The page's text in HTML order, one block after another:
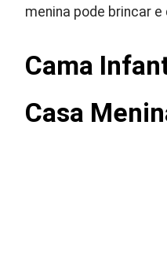
menina pode brincar e
Cama
Casa